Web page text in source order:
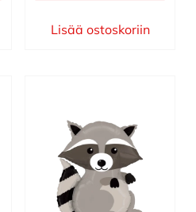
Lisää ostoskoriin